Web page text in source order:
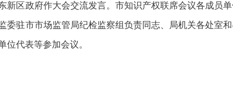
区政府作大会交流发言。市知识产权联席会议各成员
委驻市市场监管局纪检监察组负责同志、局机关各处室
位代表等参加会议。